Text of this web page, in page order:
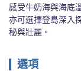
感受牛奶海與海底
亦可選擇登島深入
秘與壯麗。
選項